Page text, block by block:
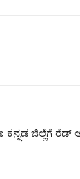
ಕನ್ನಡ ಜಿಲ್ಲೆಗೆ